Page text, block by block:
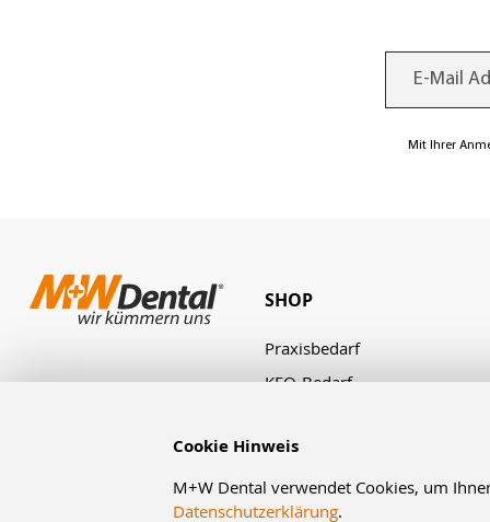
Cookie Hinweis
M+W Dental verwendet Cookies, um
Datenschutzerklärung.
Mit Ihrer
SHOP
Praxisbedarf
KFO-Bedarf
Zahnbestellung
Angebote & Aktionen